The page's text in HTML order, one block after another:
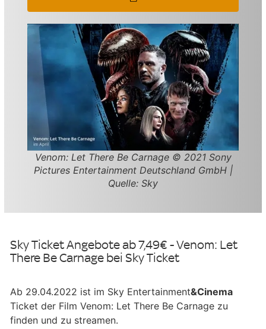
Venom: Let There Be Carnage © 2021 Sony
Pictures Entertainment Deutschland GmbH |
Quelle: Sky
Sky Ticket Angebote ab 7,49€ - Venom: Let
There Be Carnage bei Sky Ticket
Ab 29.04.2022 ist im Sky Entertainment&Cinema
Ticket der Film Venom: Let There Be Carnage zu
finden und zu streamen.